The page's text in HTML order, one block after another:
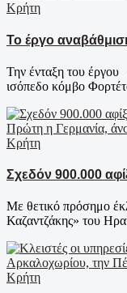
Κρήτη
Το έργο
Την ένταξη του έργου
ισόπεδο κόμβο
Κρήτη
Σχεδόν 900.000
Με θετικό πρόσημο
Καζαντζάκης» του
Κρήτη